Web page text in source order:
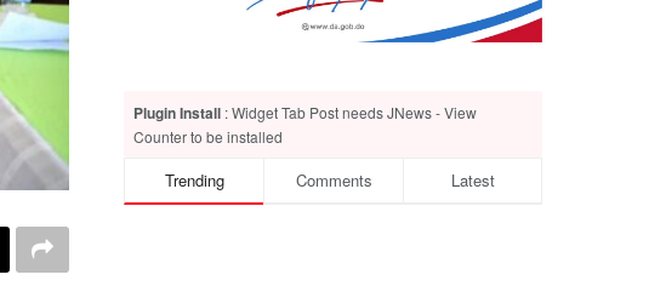
Plugin Install : Widget Tab Post needs JNews - View
Counter to be installed
Trending Comments Latest